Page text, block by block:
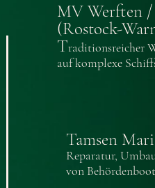
MV Werften
(Rostock-
Traditionsreicher
auf komplexe
Tamsen
Reparatur,
von